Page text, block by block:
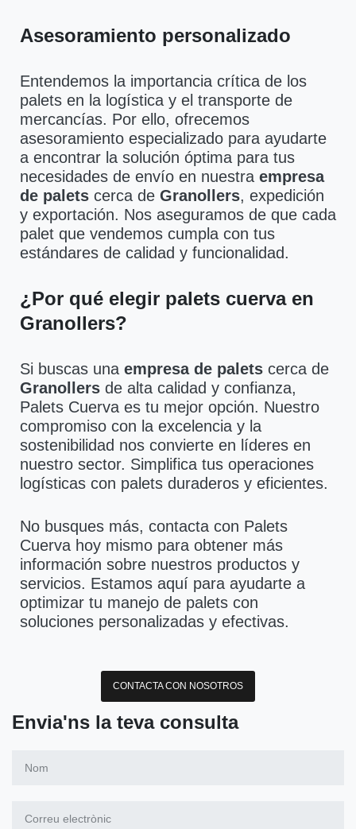
Asesoramiento personalizado
Entendemos la importancia crítica de los
palets en la logística y el transporte de
mercancías. Por ello, ofrecemos
asesoramiento especializado para ayudarte
a encontrar la solución óptima para tus
necesidades de envío en nuestra empresa
de palets cerca de Granollers, expedición
y exportación. Nos aseguramos de que cada
palet que vendemos cumpla con tus
estándares de calidad y funcionalidad.
¿Por qué elegir palets cuerva en
Granollers?
Si buscas una empresa de palets cerca de
Granollers de alta calidad y confianza,
Palets Cuerva es tu mejor opción. Nuestro
compromiso con la excelencia y la
sostenibilidad nos convierte en líderes en
nuestro sector. Simplifica tus operaciones
logísticas con palets duraderos y eficientes.
No busques más, contacta con Palets
Cuerva hoy mismo para obtener más
información sobre nuestros productos y
servicios. Estamos aquí para ayudarte a
optimizar tu manejo de palets con
soluciones personalizadas y efectivas.
CONTACTA CON NOSOTROS
Envia'ns la teva consulta